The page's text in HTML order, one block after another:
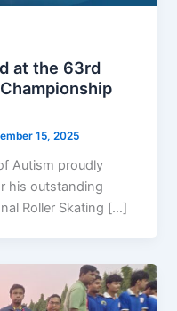
at the 63rd
15, 2025
Autism proudly
his outstanding
Roller Skating […]